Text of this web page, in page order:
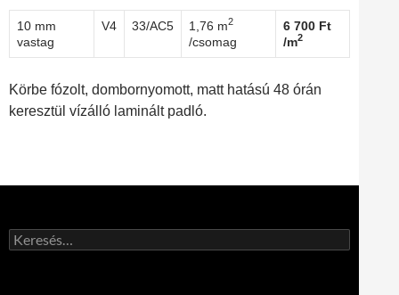
10 mm
vastag
V4 33/AC5 1,76 m2
/csomag
6 700 Ft
/m2
Körbe fózolt, dombornyomott, matt hatású 48 órán
keresztül vízálló laminált padló.
Keresés: